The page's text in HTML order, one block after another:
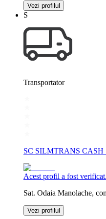
Vezi profilul
S
Transportator
SC SILMTRANS CASH
Acest profil a fost verificat.
Sat. Odaia Manolache,
Vezi profilul